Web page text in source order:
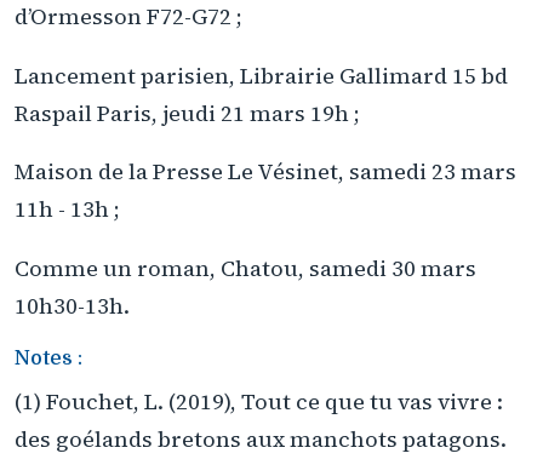
d’Ormesson F72-G72 ;
Lancement parisien, Librairie Gallimard 15 bd
Raspail Paris, jeudi 21 mars 19h ;
Maison de la Presse Le Vésinet, samedi 23 mars
11h - 13h ;
Comme un roman, Chatou, samedi 30 mars
10h30-13h.
Notes :
(1) Fouchet, L. (2019), Tout ce que tu vas vivre :
des goélands bretons aux manchots patagons.